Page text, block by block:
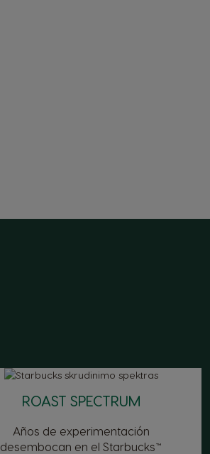
ROAST SPECTRUM
Años de experimentación
desembocan en el Starbucks™